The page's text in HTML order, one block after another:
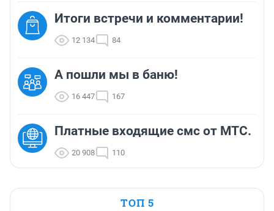
Итоги встречи и комментарии!
12 134 84
А пошли мы в баню!
16 447 167
Платные входящие смс от МТС.
20 908 110
ТОП 5